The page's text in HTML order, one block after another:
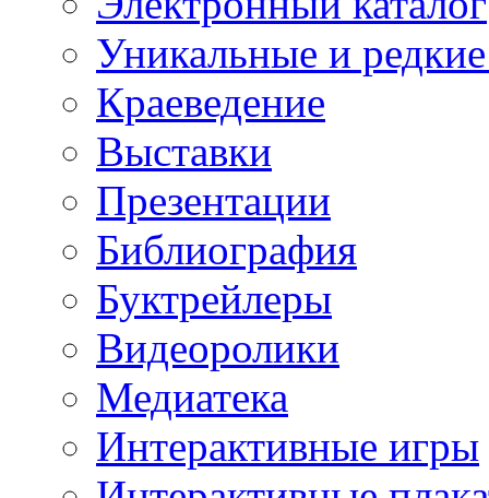
Уникальные и
Краеведение
Выставки
Презентации
Библиография
Буктрейлеры
Видеоролики
Медиатека
Интерактивные игры